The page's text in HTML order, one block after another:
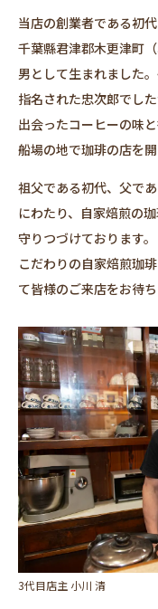
当店の創業者である初
千葉縣君津郡木更津町
男として生まれました
指名された忠次郎でし
出会ったコーヒーの味
船場の地で珈琲の店を
祖父である初代、父で
にわたり、自家焙煎の
守りつづけております。
こだわりの自家焙煎珈
て皆様のご来店をお待ち
3代目店主 小川 清